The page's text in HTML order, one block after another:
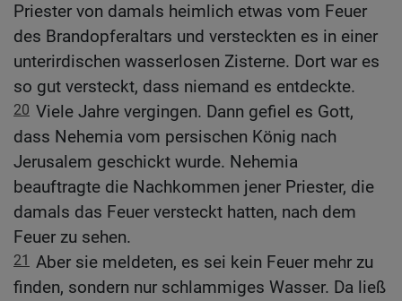
Priester von damals heimlich etwas vom Feuer
des Brandopferaltars und versteckten es in einer
unterirdischen wasserlosen Zisterne. Dort war es
so gut versteckt, dass niemand es entdeckte.
20 Viele Jahre vergingen. Dann gefiel es Gott,
dass Nehemia vom persischen König nach
Jerusalem geschickt wurde. Nehemia
beauftragte die Nachkommen jener Priester, die
damals das Feuer versteckt hatten, nach dem
Feuer zu sehen.
21 Aber sie meldeten, es sei kein Feuer mehr zu
finden, sondern nur schlammiges Wasser. Da ließ